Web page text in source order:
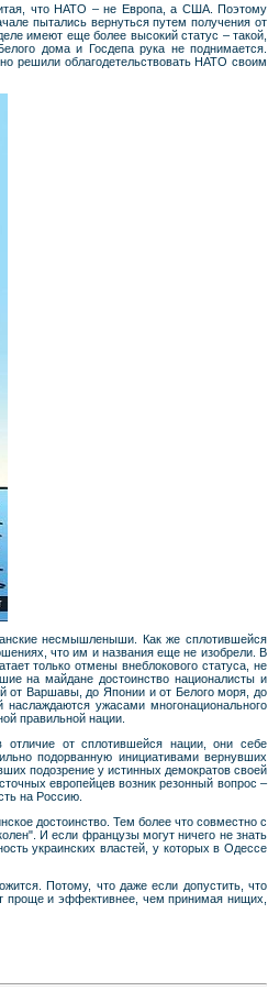
что НАТО – не Европа, а США. Поэтому
пытались вернуться путем получения от
имеют еще более высокий статус – такой,
дома и Госдепа рука не поднимается.
решили облагодетельствовать НАТО своим
несмышленыши. Как же сплотившейся
что им и названия еще не изобрели. В
только отмены внеблокового статуса, не
на майдане достоинство националисты и
от Варшавы, до Японии и от Белого моря, до
ужасами многонационального
правильной нации.
отличие от сплотившейся нации, они себе
подорванную инициативами вернувших
подозрение у истинных демократов своей
европейцев возник резонный вопрос –
на Россию.
достоинство. Тем более что совместно с
И если французы могут ничего не знать
украинских властей, у которых в Одессе
Потому, что даже если допустить, что
проще и эффективнее, чем принимая нищих,